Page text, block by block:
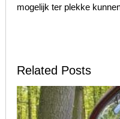
mogelijk ter plekke
Related Posts